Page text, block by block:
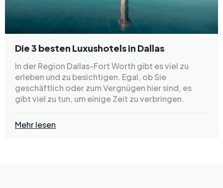
Die 3 besten Luxushotels in Dallas
In der Region Dallas-Fort Worth gibt es viel zu
erleben und zu besichtigen. Egal, ob Sie
geschäftlich oder zum Vergnügen hier sind, es
gibt viel zu tun, um einige Zeit zu verbringen.
Mehr lesen